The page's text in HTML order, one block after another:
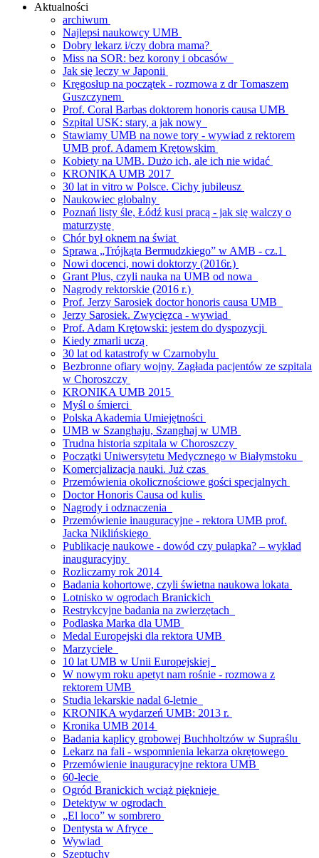
Aktualności
archiwum
Najlepsi naukowcy UMB
Dobry lekarz i/czy dobra mama?
Miss na SOR: bez korony i obcasów
Jak się leczy w Japonii
Kręgosłup na początek - rozmowa z dr Tomaszem
Guszczynem
Prof. Coral Barbas doktorem honoris causa UMB
Szpital USK: stary, a jak nowy
Stawiamy UMB na nowe tory - wywiad z rektorem
UMB prof. Adamem Krętowskim
Kobiety na UMB. Dużo ich, ale ich nie widać
KRONIKA UMB 2017
30 lat in vitro w Polsce. Cichy jubileusz
Naukowiec globalny
Poznań listy śle, Łódź kusi pracą - jak się walczy o
maturzystę
Chór był oknem na świat
Sprawa „Trójkąta Bermudzkiego” w AMB - cz.1
Nowi docenci, nowi doktorzy (2016r.)
Grant Plus, czyli nauka na UMB od nowa
Nagrody rektorskie (2016 r.)
Prof. Jerzy Sarosiek doctor honoris causa UMB
Jerzy Sarosiek. Zwycięzca - wywiad
Prof. Adam Krętowski: jestem do dyspozycji
Kiedy zmarli uczą
30 lat od katastrofy w Czarnobylu
Bezbronne ofiary wojny. Zagłada pacjentów ze szpitala
w Choroszczy
KRONIKA UMB 2015
Myśl o śmierci
Polska Akademia Umiejętności
UMB w Szanghaju, Szanghaj w UMB
Trudna historia szpitala w Choroszczy
Początki Uniwersytetu Medycznego w Białymstoku
Komercjalizacja nauki. Już czas
Przemówienia okolicznościowe gości specjalnych
Doctor Honoris Causa od kulis
Nagrody i odznaczenia
Przemówienie inauguracyjne - rektora UMB prof.
Jacka Niklińskiego
Publikacje naukowe - dowód czy pułapka? – wykład
inauguracyjny
Rozliczamy rok 2014
Badania kohortowe, czyli świetna naukowa lokata
Lotnisko w ogrodach Branickich
Restrykcyjne badania na zwierzętach
Podlaska Marka dla UMB
Medal Europejski dla rektora UMB
Marzyciele
10 lat UMB w Unii Europejskiej
W nowym roku apetyt nam rośnie - rozmowa z
rektorem UMB
Studia lekarskie nadal 6-letnie
KRONIKA wydarzeń UMB: 2013 r.
Kronika UMB 2014
Badania kaplicy grobowej Buchholtzów w Supraślu
Lekarz na fali - wspomnienia lekarza okrętowego
Przemówienie inauguracyjne rektora UMB
60-lecie
Ogród Branickich wciąż pięknieje
Detektyw w ogrodach
„El loco” w sombrero
Dentysta w Afryce
Wywiad
Szeptuchy